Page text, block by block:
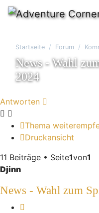
Startseite Forum
News - Wahl
2024
Antworten
Thema
Druckansicht
11 Beiträge • Seite1von1
Djinn
News - Wahl zum